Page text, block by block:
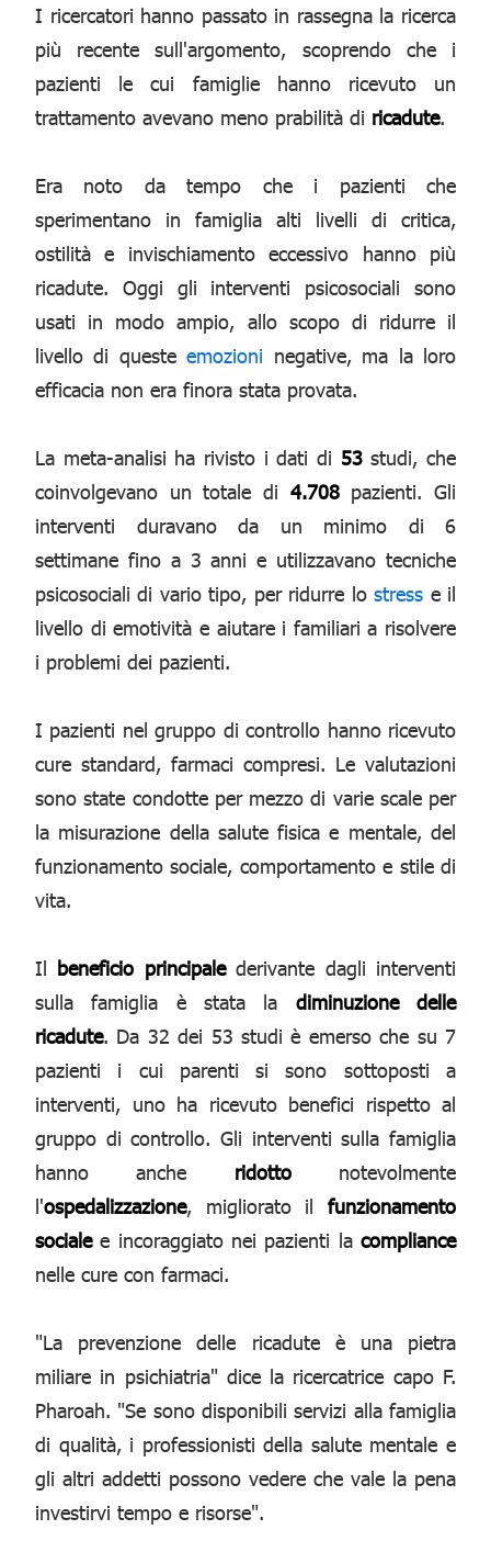
I ricercatori hanno passato in rassegna la ricerca
più recente sull'argomento, scoprendo che i
pazienti le cui famiglie hanno ricevuto un
trattamento avevano meno prabilità di ricadute.
Era noto da tempo che i pazienti che
sperimentano in famiglia alti livelli di critica,
ostilità e invischiamento eccessivo hanno più
ricadute. Oggi gli interventi psicosociali sono
usati in modo ampio, allo scopo di ridurre il
livello di questeemozioni negative, ma la loro
efficacia non era finora stata provata.
La meta-analisi ha rivisto i dati di 53studi, che
coinvolgevano un totale di 4.708pazienti. Gli
interventi duravano da un minimo di 6
settimane fino a 3 anni e utilizzavano tecniche
psicosociali di vario tipo, per ridurre lostress e il
livello di emotività e aiutare i familiari a risolvere
i problemi dei pazienti.
I pazienti nel gruppo di controllo hanno ricevuto
cure standard, farmaci compresi. Le valutazioni
sono state condotte per mezzo di varie scale per
la misurazione della salute fisica e mentale, del
funzionamento sociale, comportamento e stile di
vita.
Il beneficio principalederivante dagli interventi
sulla famiglia è stata la diminuzione delle
ricadute. Da 32 dei 53 studi è emerso che su 7
pazienti i cui parenti si sono sottoposti a
interventi, uno ha ricevuto benefici rispetto al
gruppo di controllo. Gli interventi sulla famiglia
hanno anche ridottonotevolmente
l'ospedalizzazione, migliorato il funzionamento
socialee incoraggiato nei pazienti la compliance
nelle cure con farmaci.
"La prevenzione delle ricadute è una pietra
miliare in psichiatria" dice la ricercatrice capo F.
Pharoah. "Se sono disponibili servizi alla famiglia
di qualità, i professionisti della salute mentale e
gli altri addetti possono vedere che vale la pena
investirvi tempo e risorse".